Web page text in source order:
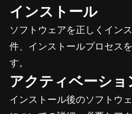
インストール
ソフトウェアを正しくイン
件、インストールプロセス
す。
アクティベーショ
インストール後のソフトウ